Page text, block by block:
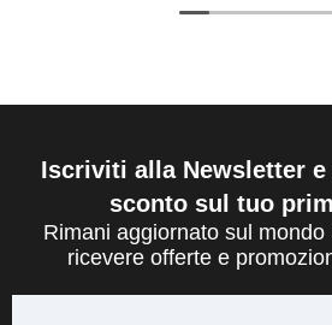
Iscriviti alla Newsletter
sconto sul tuo
Rimani aggiornato sul mondo
ricevere offerte e